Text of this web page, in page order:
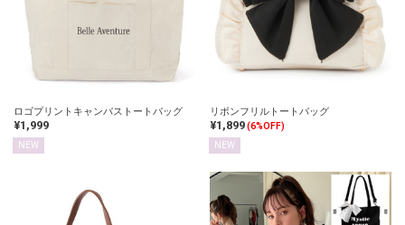
ロゴプリントキャンバストートバッグ
¥1,999
NEW
リボンフリルトートバッグ
¥1,899(6%OFF)
NEW